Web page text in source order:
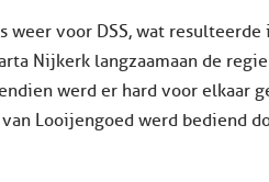
weer voor DSS, wat
Nijkerk langzaamaan de
werd er hard voor elkaar
Looijengoed werd bediend